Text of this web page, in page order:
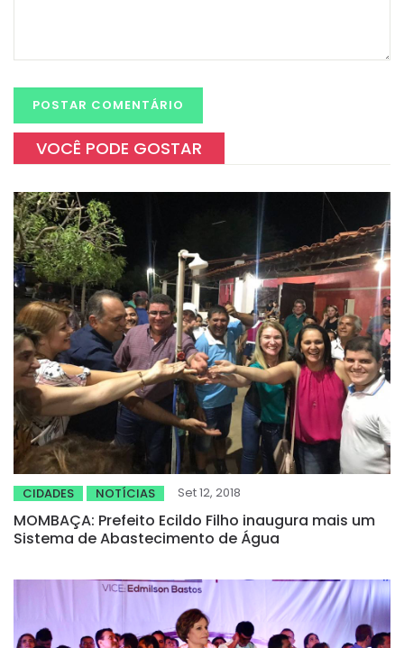
VOCÊ PODE GOSTAR
CIDADES NOTÍCIAS Set 12, 2018
MOMBAÇA: Prefeito Ecildo Filho inaugura mais um
Sistema de Abastecimento de Água